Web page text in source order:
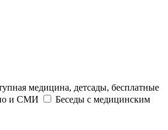
медицина, детсады, бесплатные
и СМИ
Беседы с медицинским